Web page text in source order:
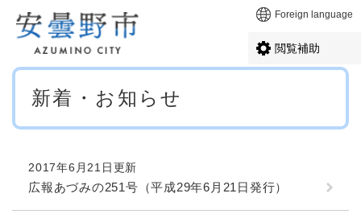
メニューを飛ばして本文へ Foreign language
閲覧補助
本
新着・お知らせ
2017年6月21日更新
広報あづみの251号（平成29年6月21日発行）